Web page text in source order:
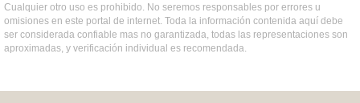
Cualquier otro uso es prohibido. No seremos responsables por errores u
omisiones en este portal de internet. Toda la información contenida aquí debe
ser considerada confiable mas no garantizada, todas las representaciones son
aproximadas, y verificación individual es recomendada.